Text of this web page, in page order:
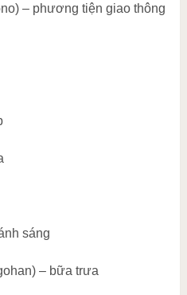
– phương tiện giao thông
sáng
– bữa trưa